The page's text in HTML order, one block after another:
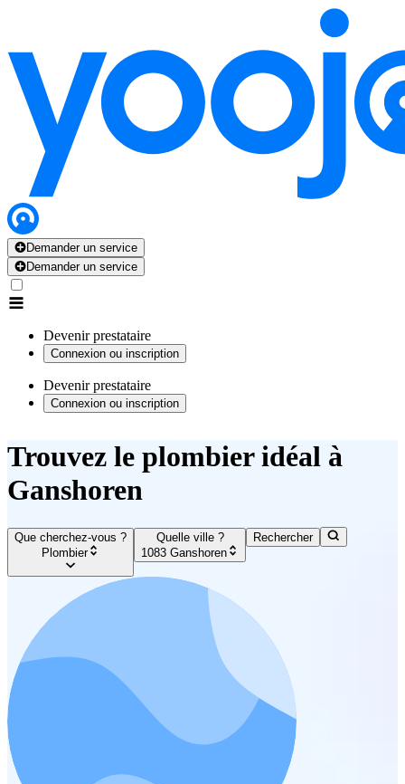
Demander un service
Demander un service
Devenir prestataire
Connexion ou inscription
Devenir prestataire
Connexion ou inscription
Trouvez le plombier idéal à
Ganshoren
Que cherchez-vous ?
Plombier
Quelle ville ?
1083 Ganshoren
Rechercher